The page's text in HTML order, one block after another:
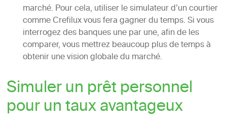
marché. Pour cela, utiliser le simulateur d’un courtier
comme Crefilux vous fera gagner du temps. Si vous
interrogez des banques une par une, afin de les
comparer, vous mettrez beaucoup plus de temps à
obtenir une vision globale du marché.
Simuler un prêt personnel
pour un taux avantageux